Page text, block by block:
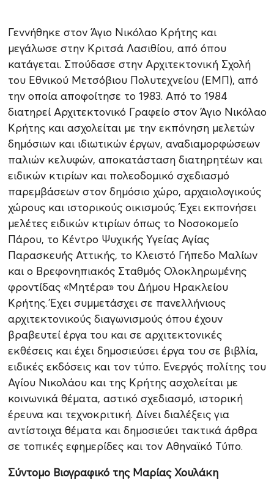
Γεννήθηκε στον Άγιο Νικόλαο Κρήτης και
μεγάλωσε στην Κριτσά Λασιθίου, από όπου
κατάγεται. Σπούδασε στην Αρχιτεκτονική Σχολή
του Εθνικού Μετσόβιου Πολυτεχνείου (ΕΜΠ), από
την οποία αποφοίτησε το 1983. Από το 1984
διατηρεί Αρχιτεκτονικό Γραφείο στον Άγιο Νικόλαο
Κρήτης και ασχολείται με την εκπόνηση μελετών
δημόσιων και ιδιωτικών έργων, αναδιαμορφώσεων
παλιών κελυφών, αποκατάσταση διατηρητέων και
ειδικών κτιρίων και πολεοδομικό σχεδιασμό
παρεμβάσεων στον δημόσιο χώρο, αρχαιολογικούς
χώρους και ιστορικούς οικισμούς. Έχει εκπονήσει
μελέτες ειδικών κτιρίων όπως το Νοσοκομείο
Πάρου, το Κέντρο Ψυχικής Υγείας Αγίας
Παρασκευής Αττικής, το Κλειστό Γήπεδο Μαλίων
και ο Βρεφονηπιακός Σταθμός Ολοκληρωμένης
φροντίδας «Μητέρα» του Δήμου Ηρακλείου
Κρήτης. Έχει συμμετάσχει σε πανελλήνιους
αρχιτεκτονικούς διαγωνισμούς όπου έχουν
βραβευτεί έργα του και σε αρχιτεκτονικές
εκθέσεις και έχει δημοσιεύσει έργα του σε βιβλία,
ειδικές εκδόσεις και τον τύπο. Ενεργός πολίτης του
Αγίου Νικολάου και της Κρήτης ασχολείται με
κοινωνικά θέματα, αστικό σχεδιασμό, ιστορική
έρευνα και τεχνοκριτική. Δίνει διαλέξεις για
αντίστοιχα θέματα και δημοσιεύει τακτικά άρθρα
σε τοπικές εφημερίδες και τον Αθηναϊκό Τύπο.
Σύντομο Βιογραφικό της Μαρίας Χουλάκη